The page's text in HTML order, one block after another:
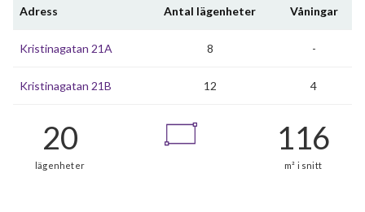
Adress Antal lägenheter Våningar
Kristinagatan 21A 8 -
Kristinagatan 21B 12 4